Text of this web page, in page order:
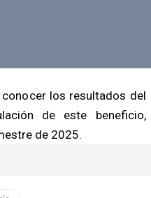
los resultados del
de este beneficio,
de 2025.